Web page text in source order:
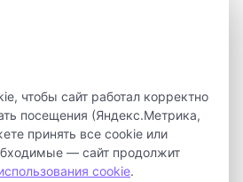
мастер-классы посетило
продолжим марафон
чтобы сайт работал корректно
посещения (Яндекс.Метрика,
принять все cookie или
— сайт продолжит
cookie.